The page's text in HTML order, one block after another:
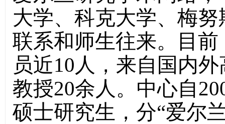
大学、科克大学、梅
联系和师生往来。目
员近10人，来自国内
教授20余人。中心自
硕士研究生，分“爱尔